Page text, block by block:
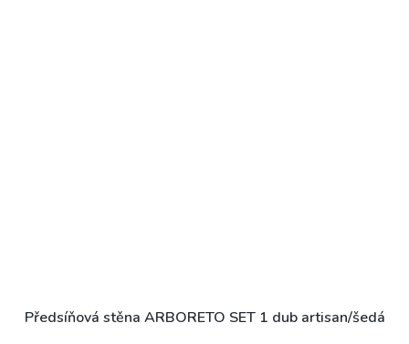
Předsíňová stěna ARBORETO SET 1 dub artisan/šedá